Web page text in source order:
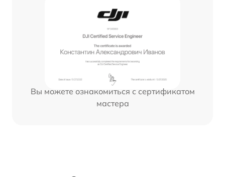
Вы можете ознакомиться с сертификатом
мастера